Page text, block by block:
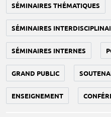
SÉMINAIRES THÉMATIQUES
SÉMINAIRES
SÉMINAIRES INTERNES
GRAND PUBLIC
ENSEIGNEMENT